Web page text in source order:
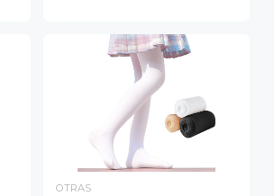
OTRAS